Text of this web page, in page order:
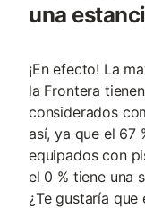
una
¡En efecto! La
la Frontera
considerados
así, ya que el 67
equipados con
el 0 % tiene una
¿Te gustaría